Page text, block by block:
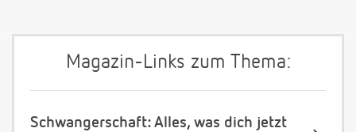
Magazin-Links zum Thema:
Schwangerschaft: Alles, was dich jetzt